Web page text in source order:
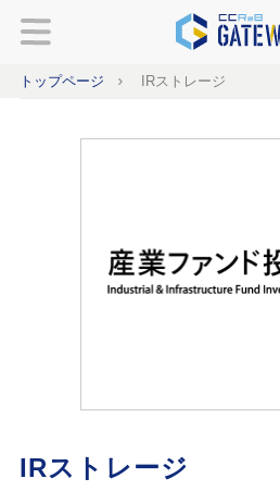
トップページ IRストレージ
IRストレージ